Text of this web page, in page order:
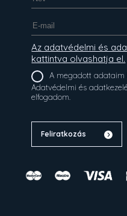
Az adatvédelmi és
kattintva olvashatja el.
A megadott adataim
Adatvédelmi és adatkezelési
elfogadom.
Feliratkozás